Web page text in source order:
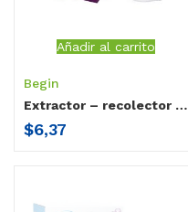
Añadir al carrito
Begin
Extractor – recolector de leche Begin
$6,37